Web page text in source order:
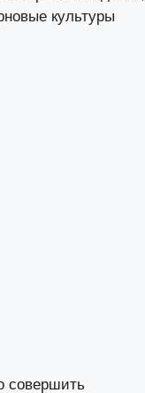
культуры
совершить